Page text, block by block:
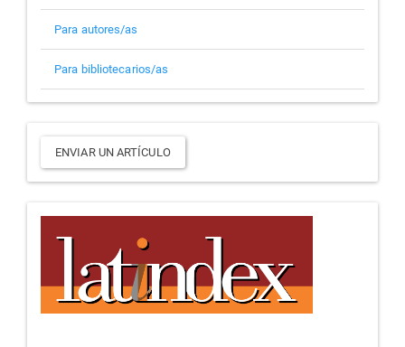
Para autores/as
Para bibliotecarios/as
Enviar
un
artículo
ENVIAR UN ARTÍCULO
Indizaciones
y
repositorios